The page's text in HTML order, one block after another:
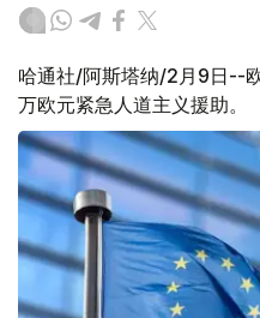
哈通社/阿斯塔纳/2月9日--
万欧元紧急人道主义援助。